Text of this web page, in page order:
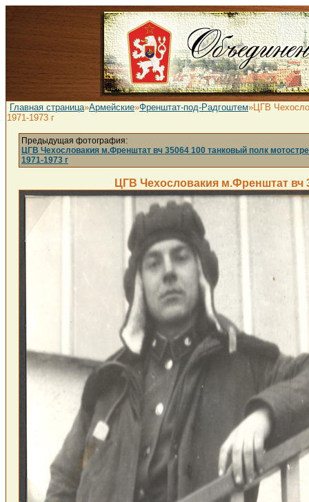
Главная страница»Армейские»Френштат-под-Радгоштем»ЦГВ
1971-1973 г
Предыдущая фотография:
ЦГВ Чехословакия м.Френштат вч 35064 100 танковый полк
1971-1973 г
ЦГВ Чехословакия м.Френштат вч